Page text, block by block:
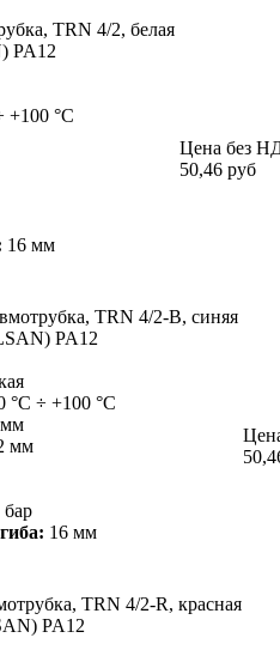
TRN 4/2, белая
PA12
+100 °С
16 мм
Цена без
50,46 руб
TRN 4/2-B, синяя
PA12
°С ÷ +100 °С
мм
бар
16 мм
TRN 4/2-R, красная
PA12